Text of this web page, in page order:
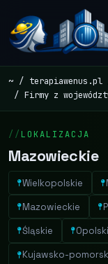
~ terapiawenus.pl
Firmy z
LOKALIZACJA
Mazowieckie
Wielkopolskie
Mazowieckie
Śląskie
Kujawsko-